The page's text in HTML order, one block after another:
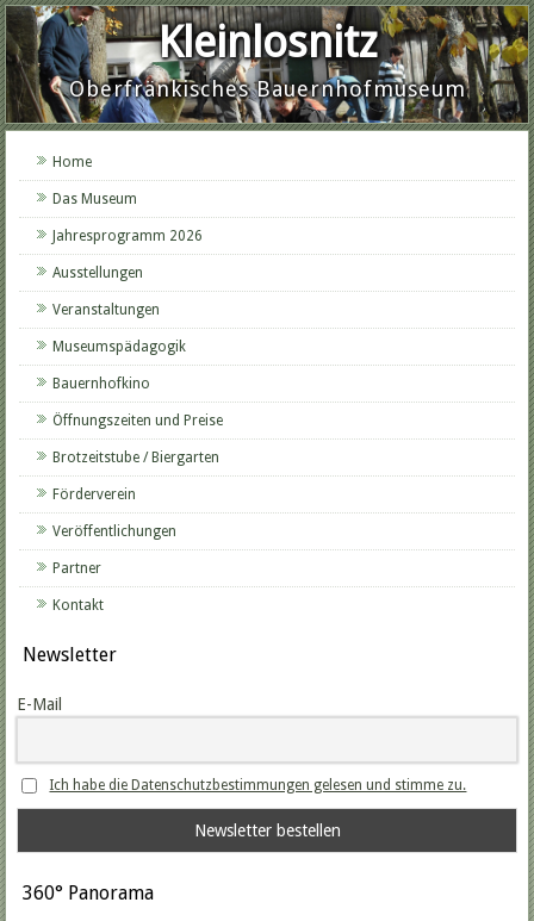
Kleinlosnitz
Oberfränkisches Bauernhofmuseum
Home
Das Museum
Jahresprogramm 2026
Ausstellungen
Veranstaltungen
Museumspädagogik
Bauernhofkino
Öffnungszeiten und Preise
Brotzeitstube / Biergarten
Förderverein
Veröffentlichungen
Partner
Kontakt
Newsletter
E-Mail
Ich habe die Datenschutzbestimmungen gelesen und stimme zu.
360° Panorama